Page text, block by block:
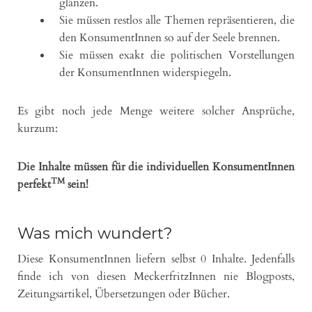
Sie müssen restlos alle Themen repräsentieren, die
den KonsumentInnen so auf der Seele brennen.
Sie müssen exakt die politischen Vorstellungen
der KonsumentInnen widerspiegeln.
Es gibt noch jede Menge weitere solcher Ansprüche,
kurzum:
Die Inhalte müssen für die individuellen KonsumentInnen
perfektTMsein!
Was mich wundert?
Diese KonsumentInnen liefern selbst 0 Inhalte. Jedenfalls
finde ich von diesen MeckerfritzInnen nie Blogposts,
Zeitungsartikel, Übersetzungen oder Bücher.